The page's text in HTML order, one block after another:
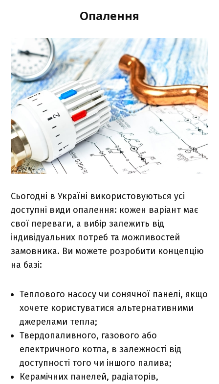
Опалення
Сьогодні в Україні використовуються усі
доступні види опалення: кожен варіант має
свої переваги, а вибір залежить від
індивідуальних потреб та можливостей
замовника. Ви можете розробити концепцію
на базі:
Теплового насосу чи сонячної панелі, якщо
хочете користуватися альтернативними
джерелами тепла;
Твердопаливного, газового або
електричного котла, в залежності від
доступності того чи іншого палива;
Керамічних панелей, радіаторів,